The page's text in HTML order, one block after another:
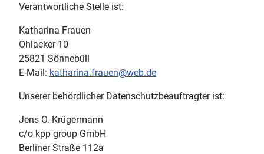
Verantwortliche Stelle ist:
Katharina Frauen
Ohlacker 10
25821 Sönnebüll
E-Mail: katharina.frauen@web.de
Unserer behördlicher Datenschutzbeauftragter ist:
Jens O. Krügermann
c/o kpp group GmbH
Berliner Straße 112a